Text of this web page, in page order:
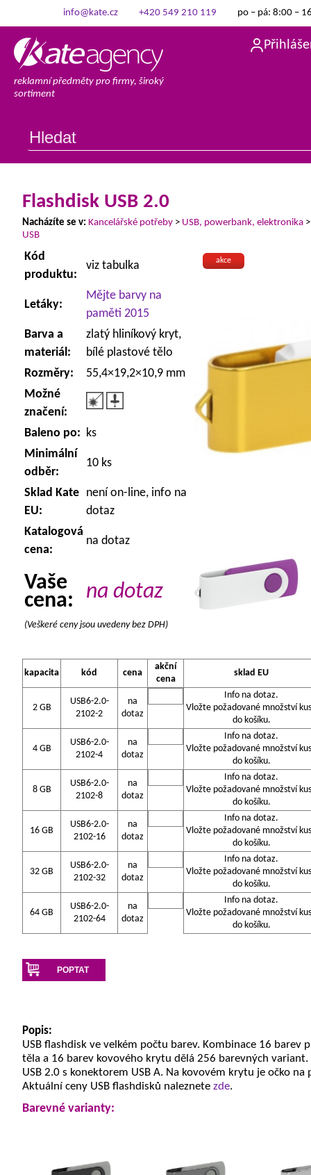
info@kate.cz +420 549 210 119 po – pá: 8:00 –
reklamní předměty pro firmy, široký
sortiment
Flashdisk USB 2.0
Nacházíte se v: Kancelářské potřeby > USB, powerbank, elektronika
USB
akce
Kód
produktu:
viz tabulka
Letáky:
Mějte barvy na
paměti 2015
Barva a
materiál:
zlatý hliníkový kryt,
bílé plastové tělo
Rozměry:
55,4×19,2×10,9 mm
Možné
značení:
Baleno po: ks
Minimální
odběr:
10 ks
Sklad Kate
EU:
není on-line, info na
dotaz
Katalogová
cena:
na dotaz
Vaše
cena:
na dotaz
(Veškeré ceny jsou uvedeny bez DPH)
kapacita kód cena
akční
cena
sklad EU
2 GB
USB6-2.0-
2102-2
na
dotaz
Info na dotaz.
Vložte požadované množství
do košíku.
4 GB
USB6-2.0-
2102-4
na
dotaz
Info na dotaz.
Vložte požadované množství
do košíku.
8 GB
USB6-2.0-
2102-8
na
dotaz
Info na dotaz.
Vložte požadované množství
do košíku.
16 GB
USB6-2.0-
2102-16
na
dotaz
Info na dotaz.
Vložte požadované množství
do košíku.
32 GB
USB6-2.0-
2102-32
na
dotaz
Info na dotaz.
Vložte požadované množství
do košíku.
64 GB
USB6-2.0-
2102-64
na
dotaz
Info na dotaz.
Vložte požadované množství
do košíku.
POPTAT
Popis:
USB flashdisk ve velkém počtu barev. Kombinace 16 barev
těla a 16 barev kovového krytu dělá 256 barevných variant.
USB 2.0 s konektorem USB A. Na kovovém krytu je očko na
Aktuální ceny USB flashdisků naleznete zde.
Barevné varianty: